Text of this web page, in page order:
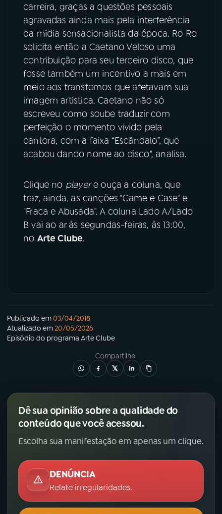
Instagram X
TikTok
carreira, graças a questões pessoais
agravadas ainda mais pela interferência
da mídia sensacionalista da época. Ro Ro
solicita então a Caetano Veloso uma
contribuição para seu terceiro disco, que
fosse também um incentivo a mais em
meio aos transtornos que afetavam sua
imagem artística. Caetano não só
escreveu como soube traduzir com
perfeição o momento vivido pela
cantora, com a faixa “Escândalo”, que
acabou dando nome ao disco", analisa.
Clique no playere ouça a coluna, que
traz, ainda, as canções "Came e Case" e
"Fraca e Abusada". A coluna Lado A/Lado
B vai ao ar às segundas-feiras, às 13:00,
no Arte Clube.
Publicado em03/04/2018
Atualizado em20/05/2026
Episódio do programa Arte Clube
Compartilhe
Dê sua opinião sobre a qualidade do
conteúdo que você acessou.
Escolha sua manifestação em apenas um clique.
DENÚNCIA
Relate irregularidades.